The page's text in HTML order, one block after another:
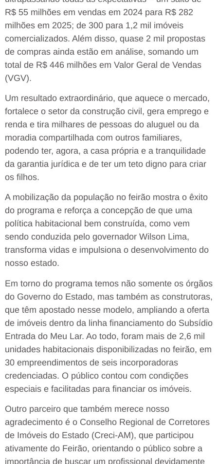
R$ 55 milhões em vendas em 2024 para R$ 282
milhões em 2025; de 300 para 1,2 mil imóveis
comercializados. Além disso, quase 2 mil propostas
de compras ainda estão em análise, somando um
total de R$ 446 milhões em Valor Geral de Vendas
(VGV).
Um resultado extraordinário, que aquece o mercado,
fortalece o setor da construção civil, gera emprego e
renda e tira milhares de pessoas do aluguel ou da
moradia compartilhada com outros familiares,
podendo ter, agora, a casa própria e a tranquilidade
da garantia jurídica e de ter um teto digno para criar
os filhos.
A mobilização da população no feirão mostra o êxito
do programa e reforça a concepção de que uma
política habitacional bem construída, como vem
sendo conduzida pelo governador Wilson Lima,
transforma vidas e impulsiona o desenvolvimento do
nosso estado.
Em torno do programa temos não somente os órgãos
do Governo do Estado, mas também as construtoras,
que têm apostado nesse modelo, ampliando a oferta
de imóveis dentro da linha financiamento do Subsídio
Entrada do Meu Lar. Ao todo, foram mais de 2,6 mil
unidades habitacionais disponibilizadas no feirão, em
30 empreendimentos de seis incorporadoras
credenciadas. O público contou com condições
especiais e facilitadas para financiar os imóveis.
Outro parceiro que também merece nosso
agradecimento é o Conselho Regional de Corretores
de Imóveis do Estado (Creci-AM), que participou
ativamente do Feirão, orientando o público sobre a
importância de buscar um profissional devidamente